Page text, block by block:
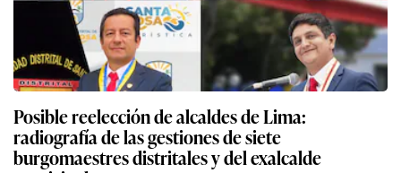
Posible reelección de alcaldes de Lima:
radiografía de las gestiones de siete
burgomaestres distritales y del exalcalde